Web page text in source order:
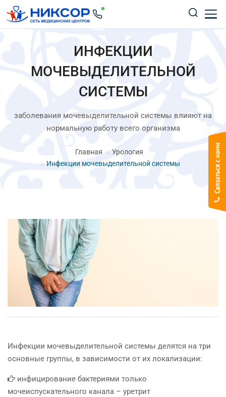
ИНФЕКЦИИ
МОЧЕВЫДЕЛИТЕЛЬНОЙ
СИСТЕМЫ
заболевания мочевыделительной системы влияют на
нормальную работу всего организма
Главная
Урология
Инфекции мочевыделительной системы
Инфекции мочевыделительной системы делятся на три
основные группы, в зависимости от их локализации:
инфицирование бактериями только
мочеиспускательного канала – уретрит